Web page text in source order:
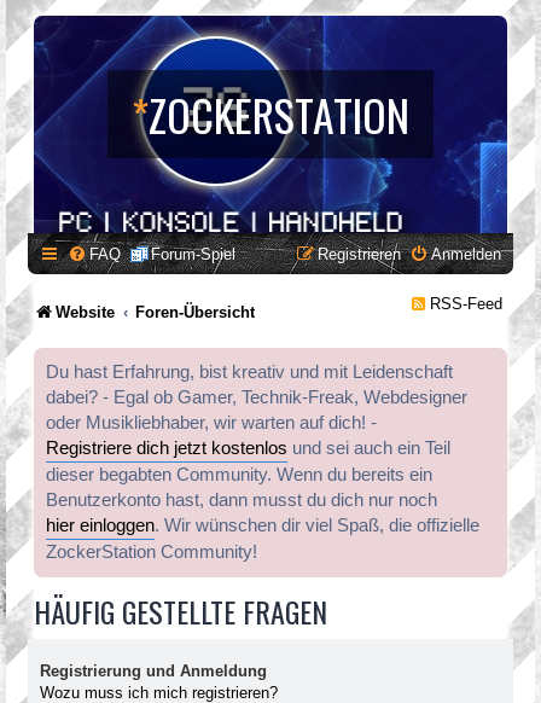
*ZOCKERSTATION
FAQ Forum-Spiel Anmelden
Registrieren
Website Foren-Übersicht RSS-Feed
Du hast Erfahrung, bist kreativ und mit Leidenschaft
dabei? - Egal ob Gamer, Technik-Freak, Webdesigner
oder Musikliebhaber, wir warten auf dich! -
Registriere dich jetzt kostenlos und sei auch ein Teil
dieser begabten Community. Wenn du bereits ein
Benutzerkonto hast, dann musst du dich nur noch
hier einloggen. Wir wünschen dir viel Spaß, die offizielle
ZockerStation Community!
HÄUFIG GESTELLTE FRAGEN
Registrierung und Anmeldung
Wozu muss ich mich registrieren?